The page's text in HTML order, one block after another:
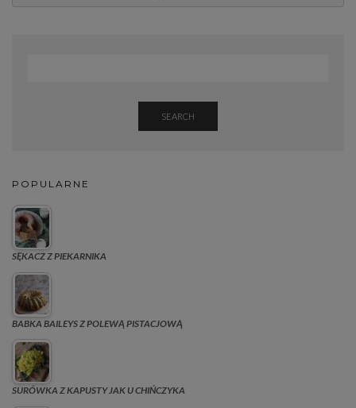
SEARCH
POPULARNE
SĘKACZ Z PIEKARNIKA
BABKA BAILEYS Z POLEWĄ PISTACJOWĄ
SURÓWKA Z KAPUSTY JAK U CHIŃCZYKA